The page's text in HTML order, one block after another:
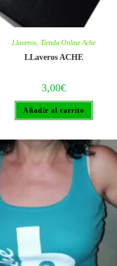
Llaveros, Tienda Online Ache
LLaveros ACHE
3,00€
Añadir al carrito